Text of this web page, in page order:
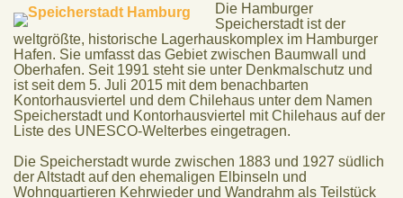
Die Hamburger
Speicherstadt ist der
weltgrößte, historische Lagerhauskomplex im Hamburger
Hafen. Sie umfasst das Gebiet zwischen Baumwall und
Oberhafen. Seit 1991 steht sie unter Denkmalschutz und
ist seit dem 5. Juli 2015 mit dem benachbarten
Kontorhausviertel und dem Chilehaus unter dem Namen
Speicherstadt und Kontorhausviertel mit Chilehaus auf der
Liste des UNESCO-Welterbes eingetragen.
Die Speicherstadt wurde zwischen 1883 und 1927 südlich
der Altstadt auf den ehemaligen Elbinseln und
Wohnquartieren Kehrwieder und Wandrahm als Teilstück